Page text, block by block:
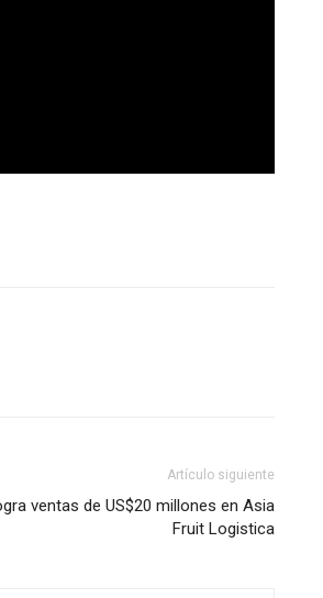
Artículo siguiente
ventas de US$20 millones en Asia
Fruit Logistica